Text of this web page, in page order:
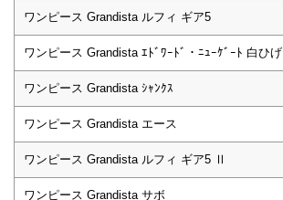
ワンピース Grandista ルフィ ギア5
ワンピース Grandista ｴﾄﾞﾜｰﾄﾞ・ﾆｭｰｹﾞｰﾄ 白ひげ
ワンピース Grandista ｼｬﾝｸｽ
ワンピース Grandista エース
ワンピース Grandista ルフィ ギア5 Ⅱ
ワンピース Grandista サボ